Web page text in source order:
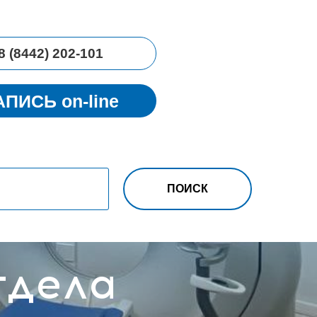
on-line
(8442) 202-101
ПОИСК